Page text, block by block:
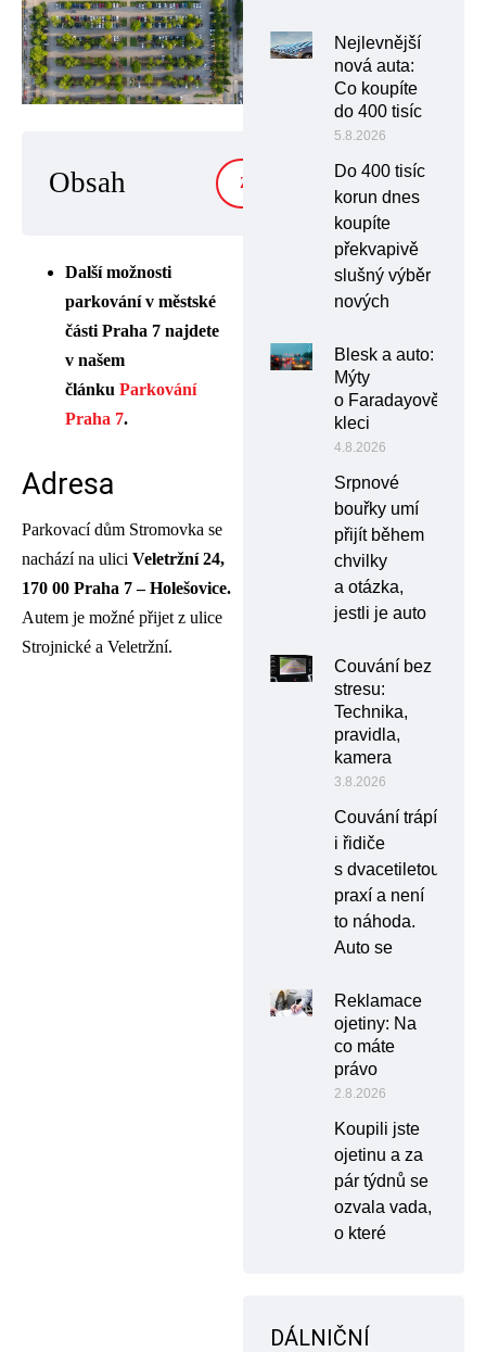
Obsah ZOBRAZIT
Další možnosti
parkování v městské
části Praha 7 najdete
v našem
článku Parkování
Praha 7.
Adresa
Parkovací dům Stromovka se
nachází na ulici Veletržní 24,
170 00 Praha 7 – Holešovice.
Autem je možné přijet z ulice
Strojnické a Veletržní.
Nejlevnější
nová auta:
Co koupíte
do 400 tisíc
5.8.2026
Do 400 tisíc
korun dnes
koupíte
překvapivě
slušný výběr
nových
Blesk a auto:
Mýty
o Faradayově
kleci
4.8.2026
Srpnové
bouřky umí
přijít během
chvilky
a otázka,
jestli je auto
Couvání bez
stresu:
Technika,
pravidla,
kamera
3.8.2026
Couvání trápí
i řidiče
s dvacetiletou
praxí a není
to náhoda.
Auto se
Reklamace
ojetiny: Na
co máte
právo
2.8.2026
Koupili jste
ojetinu a za
pár týdnů se
ozvala vada,
o které
DÁLNIČNÍ